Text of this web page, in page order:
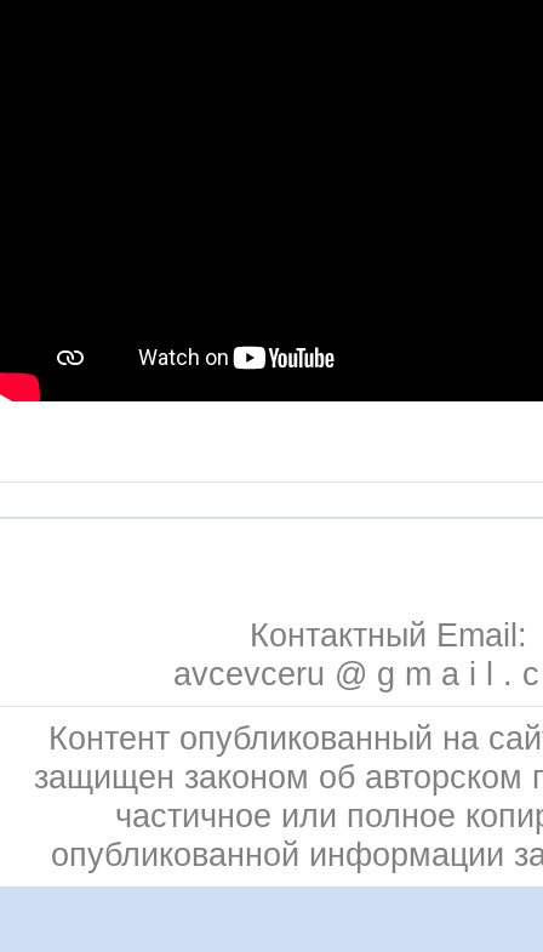
Контактный Email:
avcevceru @ g m a i l .
Контент опубликованный на
защищен законом об авторском
частичное или полное
опубликованной информации